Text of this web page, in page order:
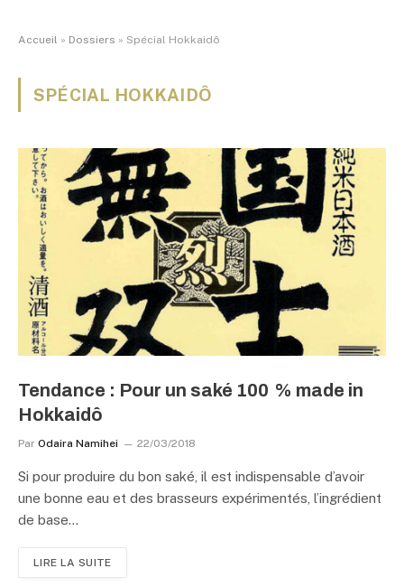
Accueil » Dossiers » Spécial Hokkaidô
SPÉCIAL HOKKAIDÔ
Tendance : Pour un saké 100 % made in
Hokkaidô
Par Odaira Namihei 22/03/2018
Si pour produire du bon saké, il est indispensable d’avoir
une bonne eau et des brasseurs expérimentés, l’ingrédient
de base…
LIRE LA SUITE